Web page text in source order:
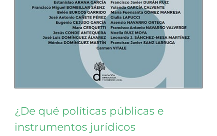
¿De qué políticas públicas e
instrumentos jurídicos